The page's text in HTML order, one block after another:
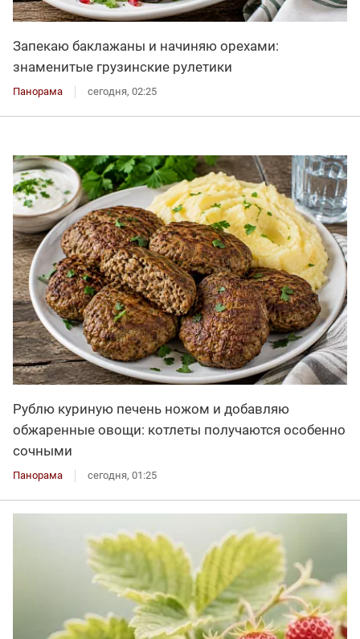
Запекаю баклажаны и начиняю орехами:
знаменитые грузинские рулетики
Панорама сегодня, 02:25
Рублю куриную печень ножом и добавляю
обжаренные овощи: котлеты получаются особенно
сочными
Панорама сегодня, 01:25